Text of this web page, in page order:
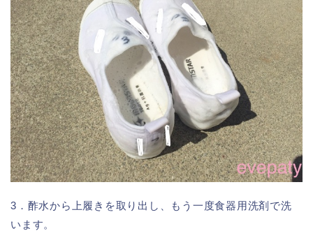
3．酢水から上履きを取り出し、もう一度食器用洗剤で洗
います。